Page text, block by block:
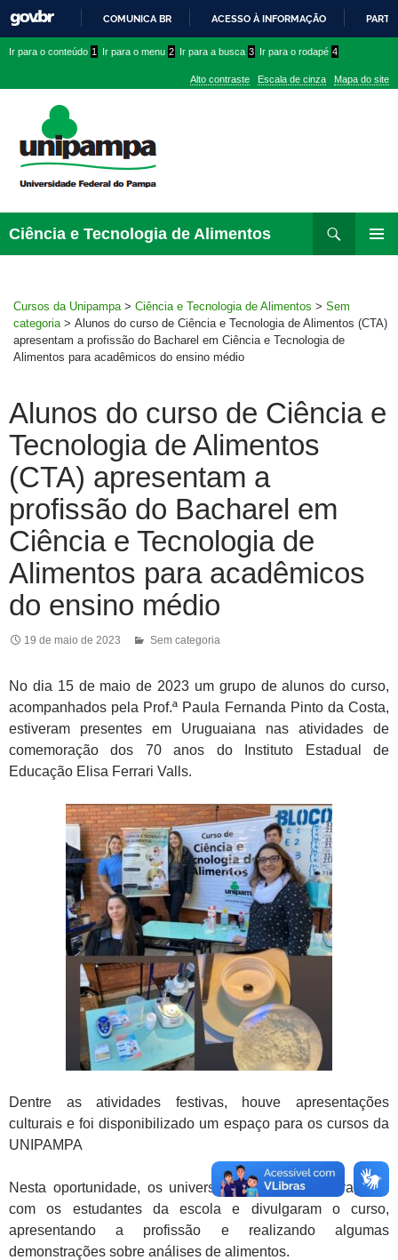
PARA
CONTEÚDO
COMUNICA BR ACESSO À INFORMAÇÃO
conteúdo
menu
superior
menu
Ir para o conteúdo 1 Ir para o menu 2 Ir para a busca 3 Ir para o rodapé 4
Alto contraste Escala de cinza Mapa do site
Ciência e Tecnologia de Alimentos
Cursos da Unipampa > Ciência e Tecnologia de Alimentos > Sem
categoria > Alunos do curso de Ciência e Tecnologia de Alimentos (CTA)
apresentam a profissão do Bacharel em Ciência e Tecnologia de
Alimentos para acadêmicos do ensino médio
Alunos do curso de Ciência e
Tecnologia de Alimentos
(CTA) apresentam a
profissão do Bacharel em
Ciência e Tecnologia de
Alimentos para acadêmicos
do ensino médio
19 de maio de 2023 Sem categoria
No dia 15 de maio de 2023 um grupo de alunos do curso,
acompanhados pela Prof.ª Paula Fernanda Pinto da Costa,
estiveram presentes em Uruguaiana nas atividades de
comemoração dos 70 anos do Instituto Estadual de
Educação Elisa Ferrari Valls.
Dentre as atividades festivas, houve apresentações
culturais e foi disponibilizado um espaço para os cursos da
UNIPAMPA
Nesta oportunidade, os universitários do CTA interagiram
com os estudantes da escola e divulgaram o curso,
apresentando a profissão e realizando algumas
demonstrações sobre análises de alimentos.